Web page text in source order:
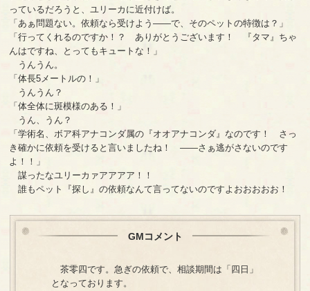
っているだろうと、ユリーカに近付けば。
「あぁ問題ない。依頼なら受けよう――で、そのペットの特徴は？」
「行ってくれるのですか！？ ありがとうございます！ 『タマ』ちゃ
んはですね、とってもキュートな！」
うんうん。
「体長5メートルの！」
うんうん？
「体全体に斑模様のある！」
うん、うん？
「学術名、ボア科アナコンダ属の『オオアナコンダ』なのです！ さっ
き確かに依頼を受けると言いましたね！ ――さぁ逃がさないのです
よ！！」
謀ったなユリーカァアアアア！！
誰もペット『探し』の依頼なんて言ってないのですよおおおおお！
GMコメント
茶零四です。急ぎの依頼で、相談期間は「四日」
となっております。